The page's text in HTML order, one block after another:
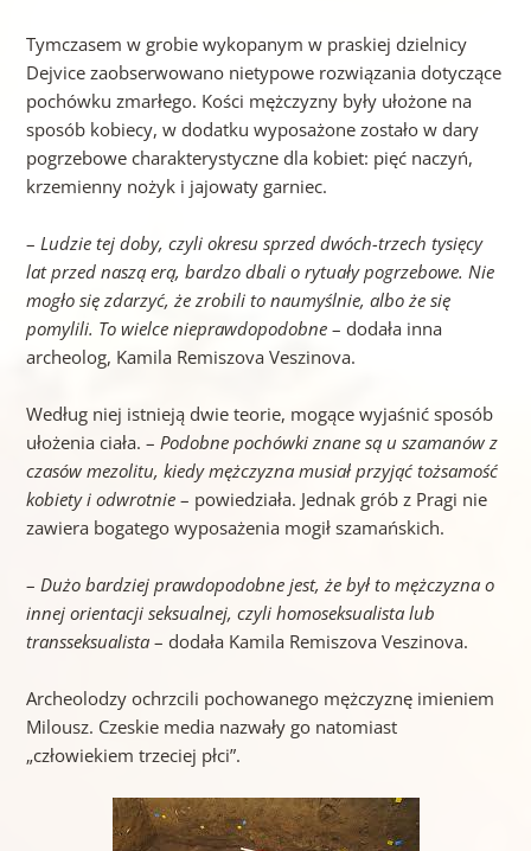
Tymczasem w grobie wykopanym w praskiej dzielnicy
Dejvice zaobserwowano nietypowe rozwiązania dotyczące
pochówku zmarłego. Kości mężczyzny były ułożone na
sposób kobiecy, w dodatku wyposażone zostało w dary
pogrzebowe charakterystyczne dla kobiet: pięć naczyń,
krzemienny nożyk i jajowaty garniec.
– Ludzie tej doby, czyli okresu sprzed dwóch-trzech tysięcy
lat przed naszą erą, bardzo dbali o rytuały pogrzebowe. Nie
mogło się zdarzyć, że zrobili to naumyślnie, albo że się
pomylili. To wielce nieprawdopodobne – dodała inna
archeolog, Kamila Remiszova Veszinova.
Według niej istnieją dwie teorie, mogące wyjaśnić sposób
ułożenia ciała. – Podobne pochówki znane są u szamanów z
czasów mezolitu, kiedymężczyzna musiał przyjąć tożsamość
kobiety i odwrotnie – powiedziała. Jednak grób z Pragi nie
zawiera bogatego wyposażenia mogił szamańskich.
– Dużo bardziej prawdopodobne jest, że był to mężczyzna o
innej orientacji seksualnej, czyli homoseksualista lub
transseksualista – dodała Kamila Remiszova Veszinova.
Archeolodzy ochrzcili pochowanego mężczyznę imieniem
Milousz. Czeskie media nazwały go natomiast
„człowiekiem trzeciej płci”.